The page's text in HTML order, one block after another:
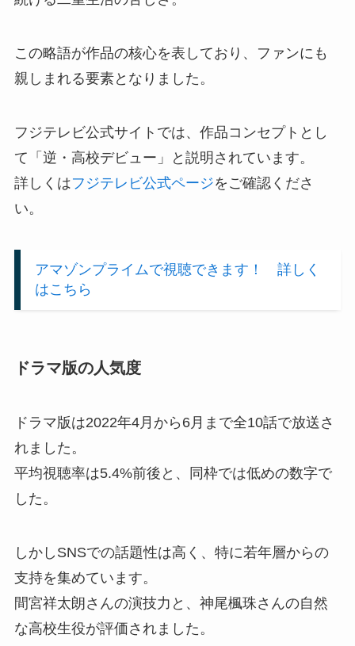
この略語が作品の核心を表しており、ファンにも
親しまれる要素となりました。
フジテレビ公式サイトでは、作品コンセプトとし
て「逆・高校デビュー」と説明されています。
詳しくはフジテレビ公式ページをご確認くださ
い。
アマゾンプライムで視聴できます！ 詳しく
はこちら
ドラマ版の人気度
ドラマ版は2022年4月から6月まで全10話で放送さ
れました。
平均視聴率は5.4%前後と、同枠では低めの数字で
した。
しかしSNSでの話題性は高く、特に若年層からの
支持を集めています。
間宮祥太朗さんの演技力と、神尾楓珠さんの自然
な高校生役が評価されました。